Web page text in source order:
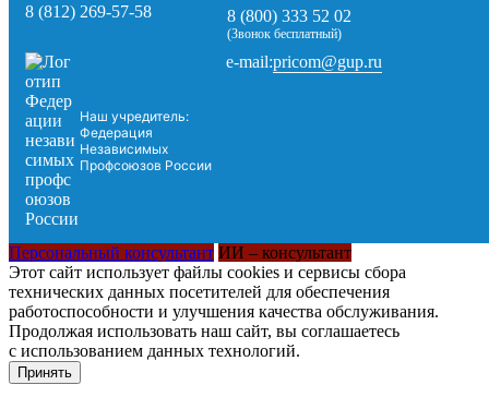
8 (812) 269-57-58
8 (800) 333 52 02
(Звонок бесплатный)
Наш учредитель:
Федерация
Независимых
Профсоюзов России
e-mail:pricom@gup.ru
Персональный консультант ИИ – консультант
Этот сайт использует файлы cookies и сервисы сбора
технических данных посетителей для обеспечения
работоспособности и улучшения качества обслуживания.
Продолжая использовать наш сайт, вы соглашаетесь
с использованием данных технологий.
Принять